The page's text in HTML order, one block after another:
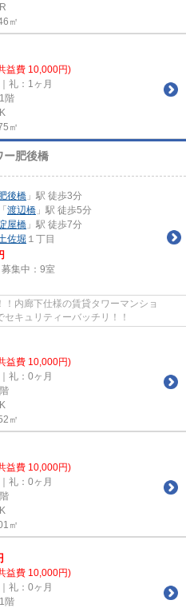
㎡
益費 10,000円)
礼：1ヶ月
階
㎡
ー肥後橋
後橋 」駅 徒歩3分
「 渡辺橋 」駅 徒歩5分
屋橋 」駅 徒歩7分
佐堀 １丁目
集中： 9室
内廊下仕様の賃貸タワーマンショ
キュリティーバッチリ！！
益費 10,000円)
礼：0ヶ月
㎡
益費 10,000円)
礼：0ヶ月
㎡
益費 10,000円)
礼：0ヶ月
階